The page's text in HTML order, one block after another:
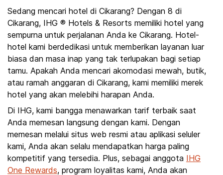
Sedang mencari hotel di Cikarang? Dengan 8 di
Cikarang, IHG ® Hotels & Resorts memiliki hotel yang
sempurna untuk perjalanan Anda ke Cikarang. Hotel-
hotel kami berdedikasi untuk memberikan layanan luar
biasa dan masa inap yang tak terlupakan bagi setiap
tamu. Apakah Anda mencari akomodasi mewah, butik,
atau ramah anggaran di Cikarang, kami memiliki merek
hotel yang akan melebihi harapan Anda.
Di IHG, kami bangga menawarkan tarif terbaik saat
Anda memesan langsung dengan kami. Dengan
memesan melalui situs web resmi atau aplikasi seluler
kami, Anda akan selalu mendapatkan harga paling
kompetitif yang tersedia. Plus, sebagai anggota IHG
One Rewards, program loyalitas kami, Anda akan